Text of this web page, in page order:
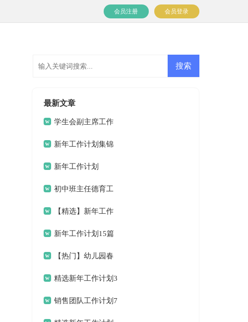
会员登录
会员注册
最新文章
学生会副主席工作
计划新年工作计划集锦
九篇新年工作计划
初中班主任德育工
作计划【精选】新年工作
计划三篇
新年工作计划15篇
【热门】幼儿园春
季工作计划4篇
精选新年工作计划3
篇 销售团队工作计划7